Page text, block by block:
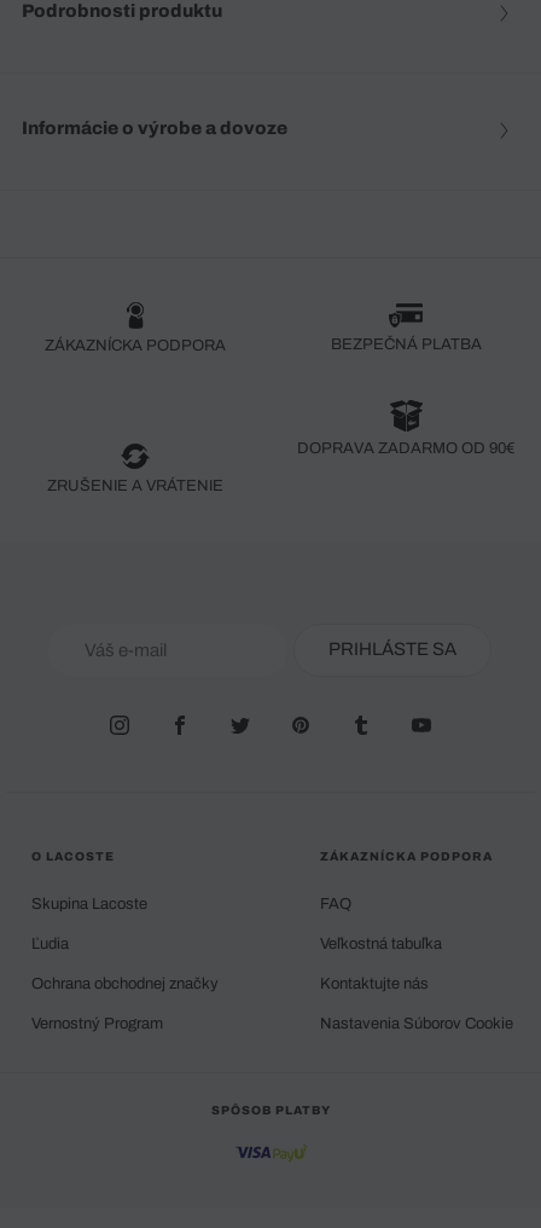
Podrobnosti produktu
Informácie o výrobe a dovoze
ZÁKAZNÍCKA PODPORA BEZPEČNÁ PLATBA
ZRUŠENIE A VRÁTENIE
DOPRAVA ZADARMO OD 90€
PRIHLÁSTE SA
O LACOSTE
Skupina Lacoste
Ľudia
Ochrana obchodnej značky
Vernostný Program
ZÁKAZNÍCKA PODPORA
FAQ
Veľkostná tabuľka
Kontaktujte nás
Nastavenia Súborov Cookie
SPÔSOB PLATBY